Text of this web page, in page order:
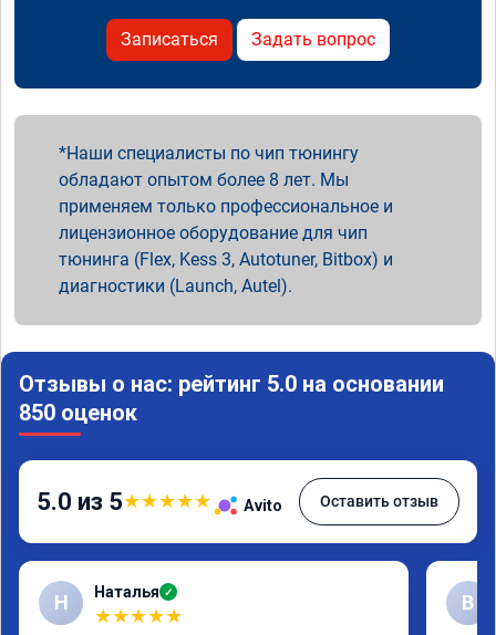
Записаться Задать вопрос
Наши специалисты по чип тюнингу
обладают опытом более 8 лет. Мы
применяем только профессиональное и
лицензионное оборудование для чип
тюнинга (Flex, Kess 3, Autotuner, Bitbox) и
диагностики (Launch, Autel).
Отзывы о нас: рейтинг 5.0 на основании
850 оценок
5.0 из 5★★★★★ Avito Оставить отзыв
Н Наталья ✓
★★★★★
В